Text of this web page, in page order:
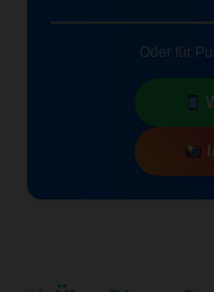
Oder für